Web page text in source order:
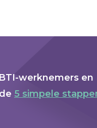
werknemers en
5 simpele